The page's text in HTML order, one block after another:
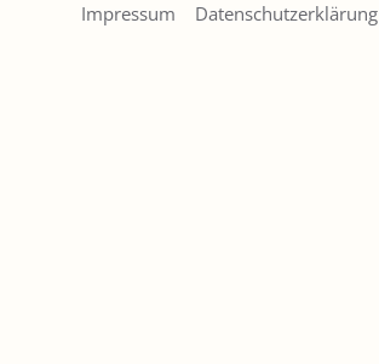
Impressum Datenschutzerklärung